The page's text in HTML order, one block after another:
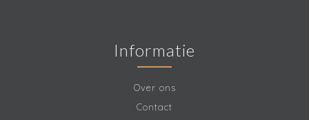
Informatie
Over ons
Contact